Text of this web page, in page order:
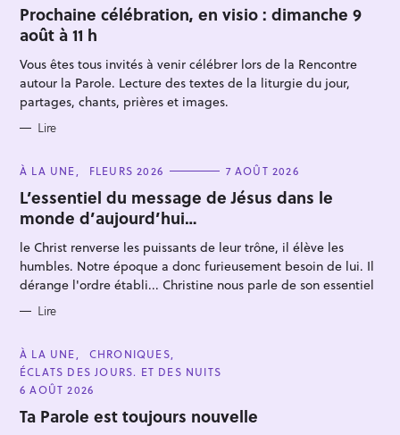
T
E
G
O
R
I
E
S
Prochaine célébration, en visio : dimanche 9
août à 11 h
Vous êtes tous invités à venir célébrer lors de la Rencontre
autour la Parole. Lecture des textes de la liturgie du jour,
partages, chants, prières et images.
Lire
C
T
E
G
O
R
I
E
S
À LA UNE FLEURS 2026 7 AOÛT 2026
L’essentiel du message de Jésus dans le
monde d’aujourd’hui…
le Christ renverse les puissants de leur trône, il élève les
humbles. Notre époque a donc furieusement besoin de lui. Il
dérange l'ordre établi... Christine nous parle de son essentiel
Lire
C
A
T
E
O
R
À LA UNE
CHRONIQUES
ÉCLATS DES JOURS. ET DES NUITS
6 AOÛT 2026
Ta Parole est toujours nouvelle